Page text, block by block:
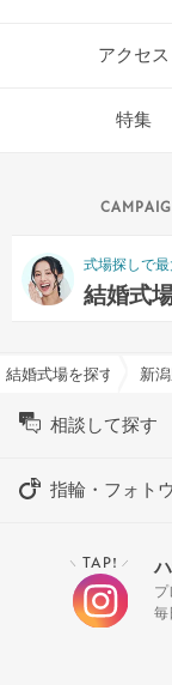
アクセス
特集
式場探しで
結婚式
結婚式場を探すならハ
新
相談して探す
指輪・フォト
＼ TAP! ／
毎